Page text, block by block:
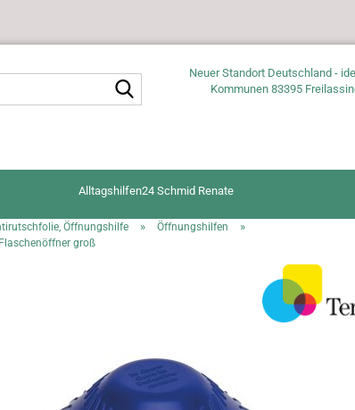
Neuer Standort Deutschland -
Kommunen 83395
Alltagshilfen24 Schmid Renate
Öffnungshilfe » Öffnungshilfen »
groß